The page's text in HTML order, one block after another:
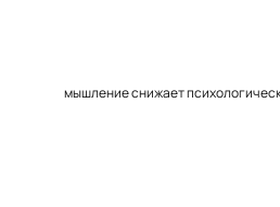
мышление снижает